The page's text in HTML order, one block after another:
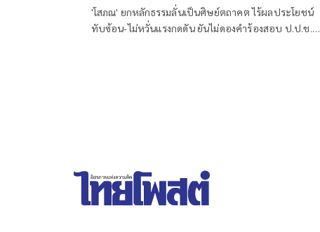
'โสภณ' ยกหลักธรรมลั่นเป็นศิษย์ตถาคต ไร้ผลประโยชน์
ทับซ้อน-ไม่หวั่นแรงกดดัน ยันไม่ดองคำร้องสอบ ป.ป.ช.คดี